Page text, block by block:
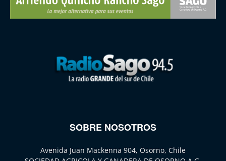
SOBRE NOSOTROS
Avenida Juan Mackenna 904, Osorno, Chile